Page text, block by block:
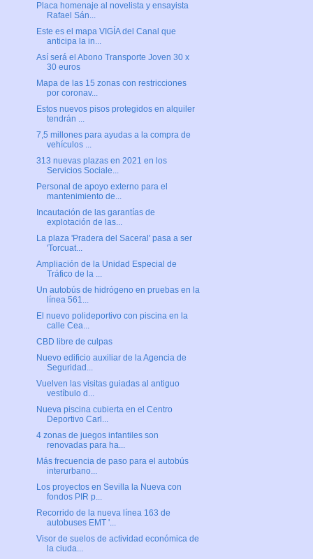
Placa homenaje al novelista y ensayista
Rafael Sán...
Este es el mapa VIGÍA del Canal que
anticipa la in...
Así será el Abono Transporte Joven 30 x
30 euros
Mapa de las 15 zonas con restricciones
por coronav...
Estos nuevos pisos protegidos en alquiler
tendrán ...
7,5 millones para ayudas a la compra de
vehículos ...
313 nuevas plazas en 2021 en los
Servicios Sociale...
Personal de apoyo externo para el
mantenimiento de...
Incautación de las garantías de
explotación de las...
La plaza 'Pradera del Saceral' pasa a ser
'Torcuat...
Ampliación de la Unidad Especial de
Tráfico de la ...
Un autobús de hidrógeno en pruebas en la
línea 561...
El nuevo polideportivo con piscina en la
calle Cea...
CBD libre de culpas
Nuevo edificio auxiliar de la Agencia de
Seguridad...
Vuelven las visitas guiadas al antiguo
vestíbulo d...
Nueva piscina cubierta en el Centro
Deportivo Carl...
4 zonas de juegos infantiles son
renovadas para ha...
Más frecuencia de paso para el autobús
interurbano...
Los proyectos en Sevilla la Nueva con
fondos PIR p...
Recorrido de la nueva línea 163 de
autobuses EMT '...
Visor de suelos de actividad económica de
la ciuda...